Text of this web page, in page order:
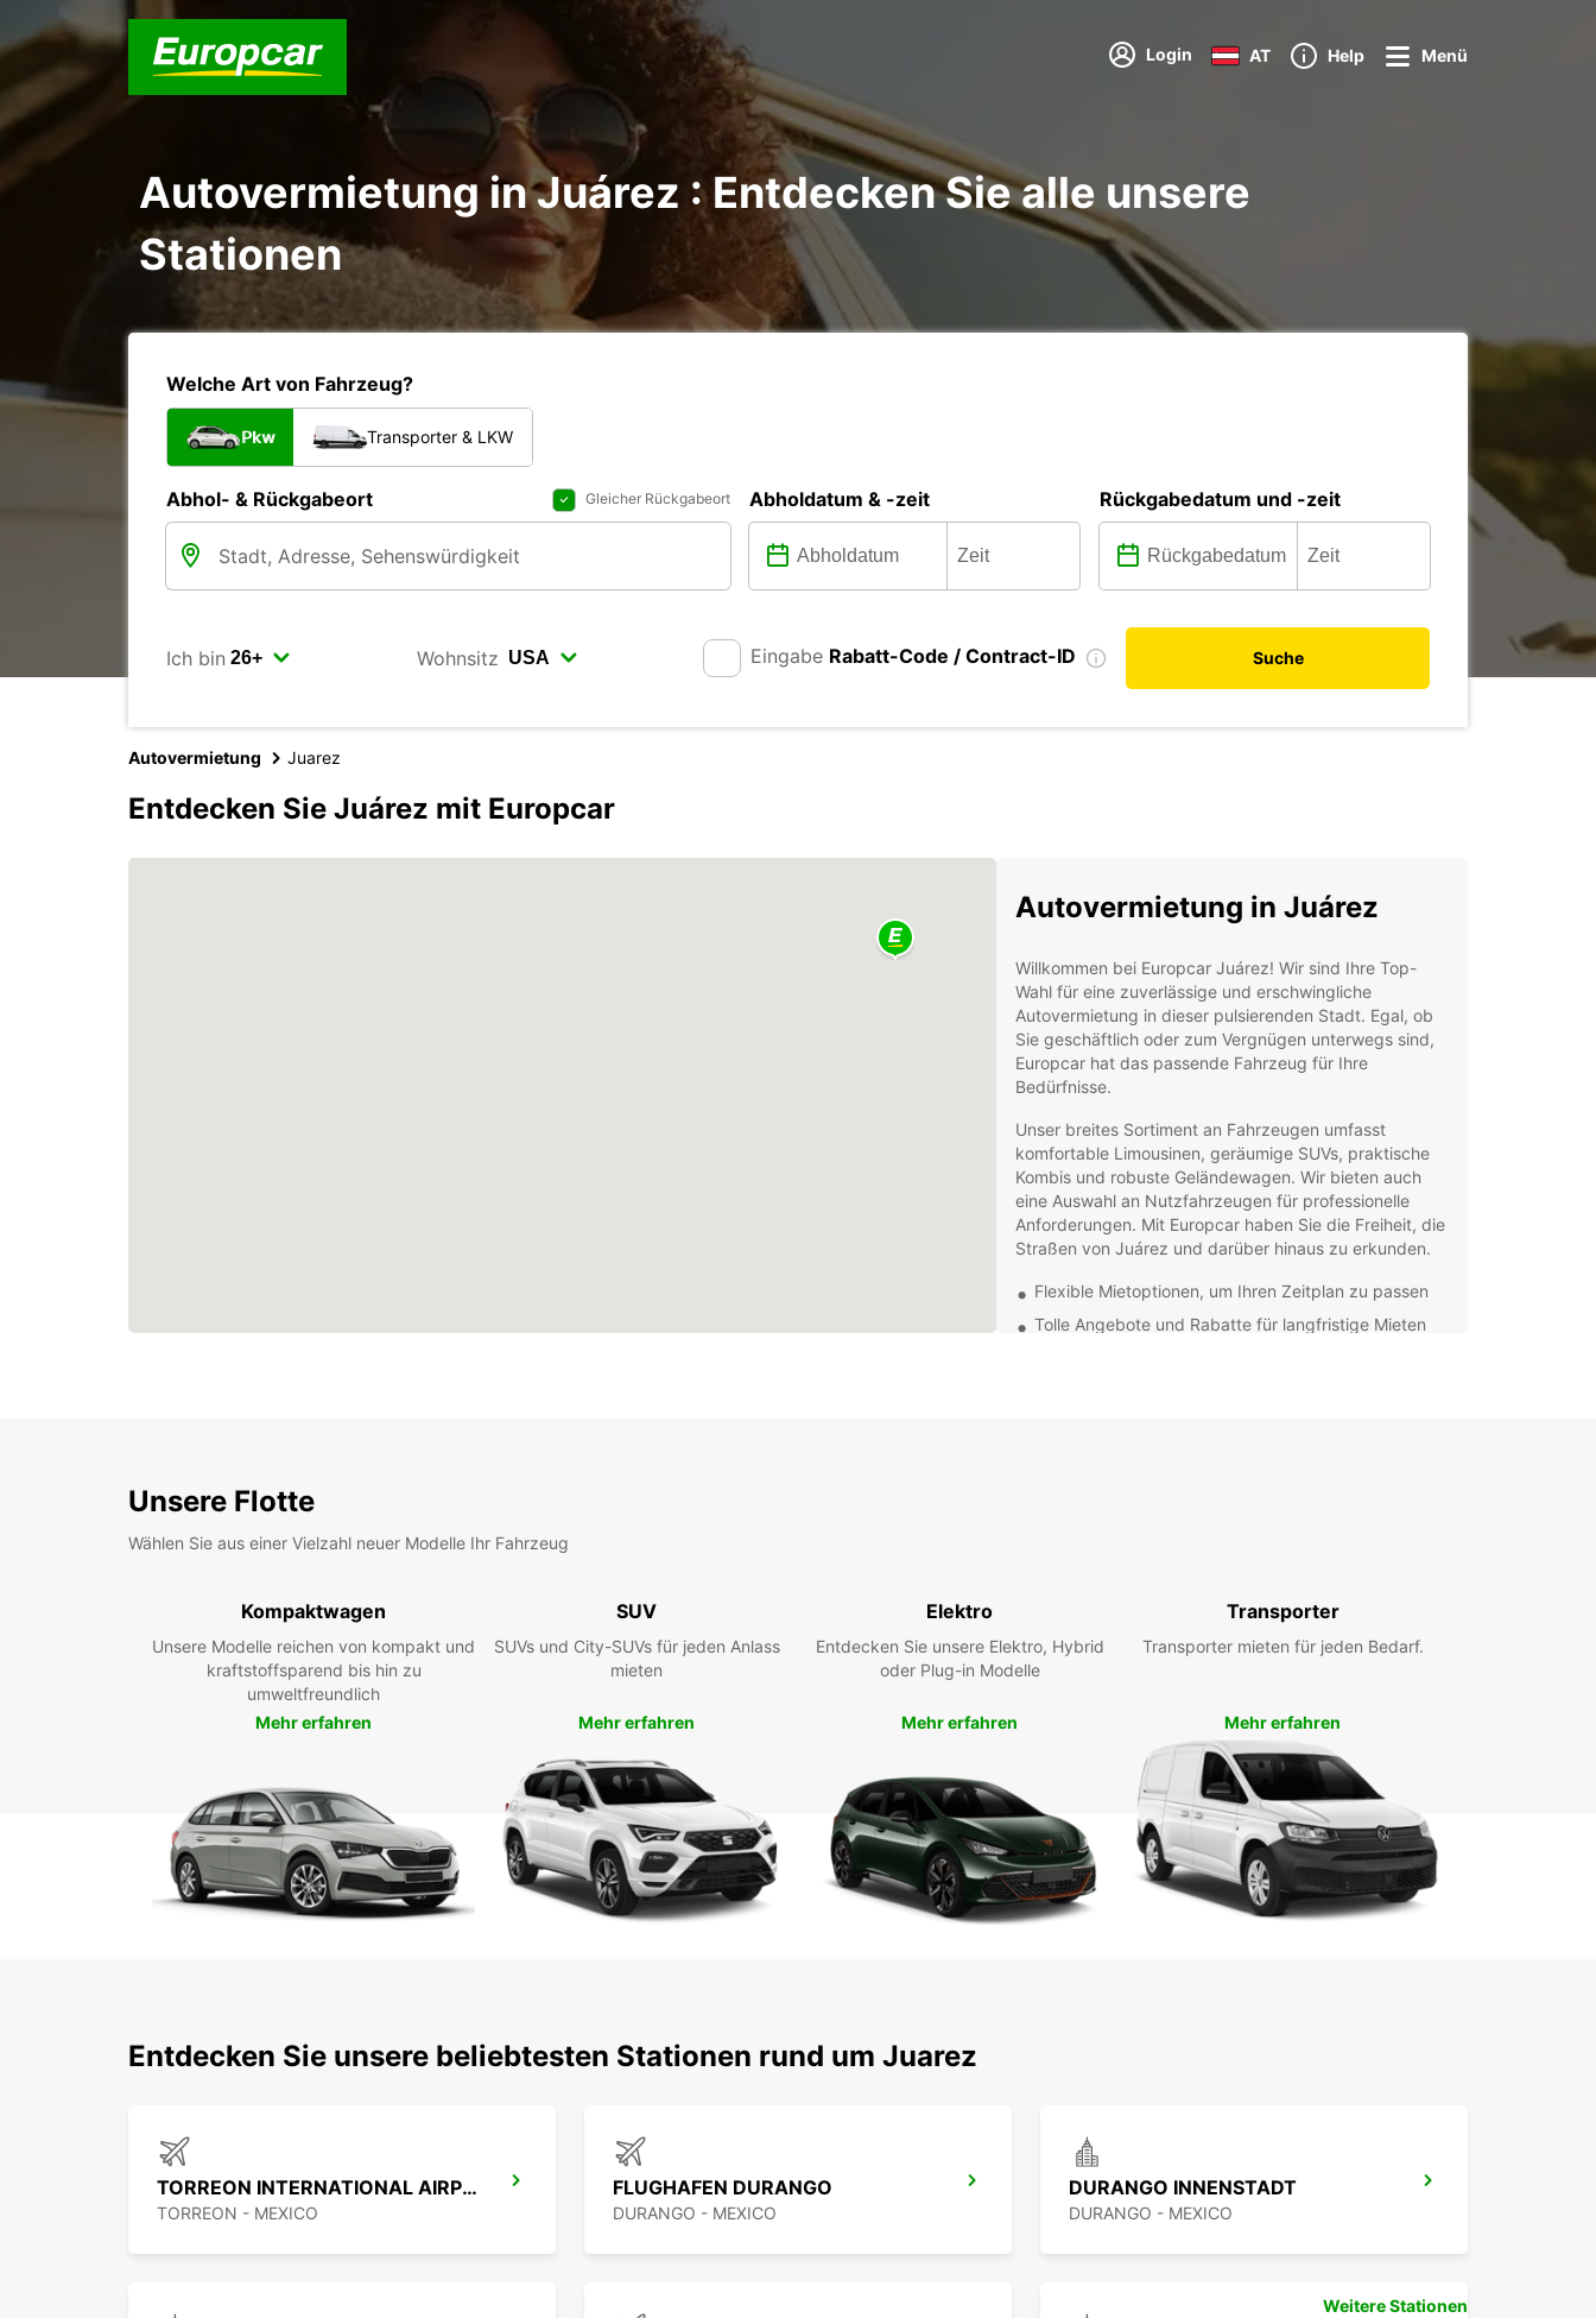
Login AT Help Menü
Autovermietung in Juárez : Entdecken Sie alle unsere
Stationen
Welche Art von Fahrzeug?
Pkw Transporter & LKW
Abhol- & Rückgabeort Gleicher Rückgabeort Abholdatum & -zeit Rückgabedatum und -zeit
Ich bin Wohnsitz Eingabe Rabatt-Code / Contract-ID Suche
Autovermietung Juarez
Entdecken Sie Juárez mit Europcar
Autovermietung in Juárez
Willkommen bei Europcar Juárez! Wir sind Ihre Top-
Wahl für eine zuverlässige und erschwingliche
Autovermietung in dieser pulsierenden Stadt. Egal, ob
Sie geschäftlich oder zum Vergnügen unterwegs sind,
Europcar hat das passende Fahrzeug für Ihre
Bedürfnisse.
Unser breites Sortiment an Fahrzeugen umfasst
komfortable Limousinen, geräumige SUVs, praktische
Kombis und robuste Geländewagen. Wir bieten auch
eine Auswahl an Nutzfahrzeugen für professionelle
Anforderungen. Mit Europcar haben Sie die Freiheit, die
Straßen von Juárez und darüber hinaus zu erkunden.
Flexible Mietoptionen, um Ihren Zeitplan zu passen
Tolle Angebote und Rabatte für langfristige Mieten
Ihre Zufriedenheit unsere Priorität ist, und wir tun alles,
um Ihren Aufenthalt bei Europcar Juárez unvergesslich
zu machen.
warum Europcar die bevorzugte Wahl für
Autovermietungen in Juárez ist. Wir freuen uns darauf,
Sie auf der Straße zu sehen!
Unsere Flotte
Wählen Sie aus einer Vielzahl neuer Modelle Ihr Fahrzeug
Kompaktwagen
Unsere Modelle reichen von kompakt und
kraftstoffsparend bis hin zu
umweltfreundlich
Mehr erfahren
SUV
SUVs und City-SUVs für jeden Anlass
mieten
Mehr erfahren
Elektro
Entdecken Sie unsere Elektro, Hybrid
oder Plug-in Modelle
Mehr erfahren
Transporter
Transporter mieten für jeden Bedarf.
Mehr erfahren
Entdecken Sie unsere beliebtesten Stationen rund um Juarez
TORREON INTERNATIONAL AIRPORT
TORREON - MEXICO
FLUGHAFEN DURANGO
DURANGO - MEXICO
DURANGO INNENSTADT
DURANGO - MEXICO
Weitere Stationen